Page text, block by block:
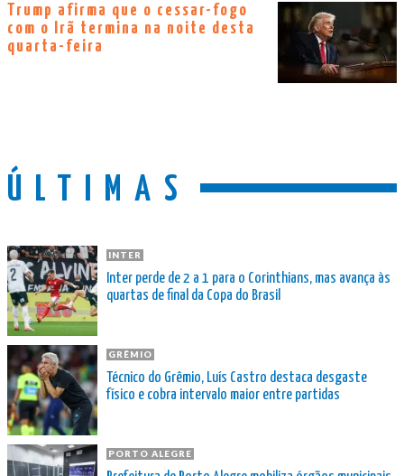
Trump afirma que o cessar-fogo
com o Irã termina na noite desta
quarta-feira
ÚLTIMAS
INTER
Inter perde de 2 a 1 para o Corinthians, mas avança às
quartas de final da Copa do Brasil
GRÊMIO
Técnico do Grêmio, Luís Castro destaca desgaste
físico e cobra intervalo maior entre partidas
PORTO ALEGRE